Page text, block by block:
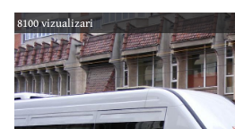
Prahova și Dâmbovița, la
din zone defavorizate și îi
pe șantiere din Capitală. Este
muncitori din comunele Filipeștii
Târg și Măgureni. Oamenii
primeau doar o mică parte din
8100 vizualizari